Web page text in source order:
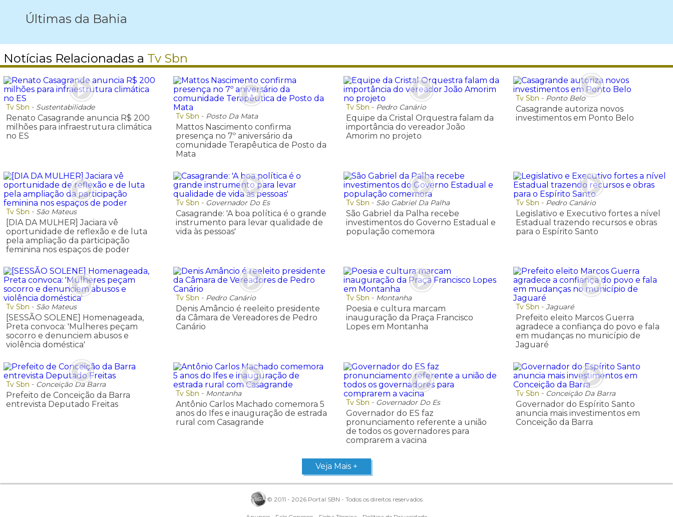
Últimas da Bahia
Notícias Relacionadas a Tv Sbn
Tv Sbn - Sustentabilidade
Renato Casagrande anuncia R$ 200
milhões para infraestrutura climática
no ES
Tv Sbn - Posto Da Mata
Mattos Nascimento confirma
presença no 7º aniversário da
comunidade Terapêutica de Posto da
Mata
Tv Sbn - Pedro Canário
Equipe da Cristal Orquestra falam da
importância do vereador João
Amorim no projeto
Tv Sbn - Ponto Belo
Casagrande autoriza novos
investimentos em Ponto Belo
Tv Sbn - São Mateus
[DIA DA MULHER] Jaciara vê
oportunidade de reflexão e de luta
pela ampliação da participação
feminina nos espaços de poder
Tv Sbn - Governador Do Es
Casagrande: 'A boa política é o grande
instrumento para levar qualidade de
vida às pessoas'
Tv Sbn - São Gabriel Da Palha
São Gabriel da Palha recebe
investimentos do Governo Estadual e
população comemora
Tv Sbn - Pedro Canário
Legislativo e Executivo fortes a nível
Estadual trazendo recursos e obras
para o Espírito Santo
Tv Sbn - São Mateus
[SESSÃO SOLENE] Homenageada,
Preta convoca: 'Mulheres peçam
socorro e denunciem abusos e
violência doméstica'
Tv Sbn - Pedro Canário
Denis Amâncio é reeleito presidente
da Câmara de Vereadores de Pedro
Canário
Tv Sbn - Montanha
Poesia e cultura marcam
inauguração da Praça Francisco
Lopes em Montanha
Tv Sbn - Jaguaré
Prefeito eleito Marcos Guerra
agradece a confiança do povo e fala
em mudanças no município de
Jaguaré
Tv Sbn - Conceição Da Barra
Prefeito de Conceição da Barra
entrevista Deputado Freitas
Tv Sbn - Montanha
Antônio Carlos Machado comemora 5
anos do Ifes e inauguração de estrada
rural com Casagrande
Tv Sbn - Governador Do Es
Governador do ES faz
pronunciamento referente a união
de todos os governadores para
comprarem a vacina
Tv Sbn - Conceição Da Barra
Governador do Espírito Santo
anuncia mais investimentos em
Conceição da Barra
Veja Mais +
© 2011 - 2026 Portal SBN - Todos os direitos reservados